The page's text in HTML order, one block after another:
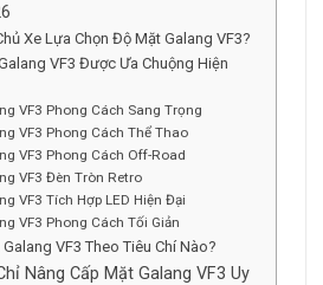
Xe Lựa Chọn Độ Mặt Galang VF3?
VF3 Được Ưa Chuộng Hiện
VF3 Phong Cách Sang Trọng
VF3 Phong Cách Thể Thao
VF3 Phong Cách Off-Road
VF3 Đèn Tròn Retro
VF3 Tích Hợp LED Hiện Đại
VF3 Phong Cách Tối Giản
VF3 Theo Tiêu Chí Nào?
Nâng Cấp Mặt Galang VF3 Uy